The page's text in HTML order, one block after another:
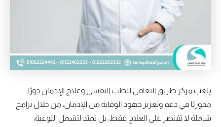
يلعب مركز طريق التعافي للطب النفسي وعلاج الإدمان دورًا
محوريًا في دعم وتعزيز جهود الوقاية من الإدمان، من خلال برامج
شاملة لا تقتصر على العلاج فقط، بل تمتد لتشمل التوعية،